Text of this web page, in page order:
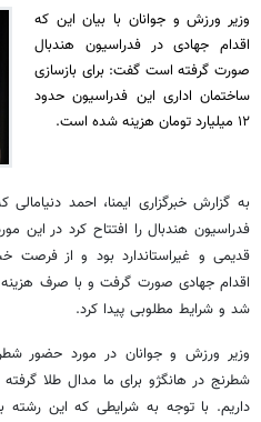
وزیر ورزش و جوانان با بیان این که
اقدام جهادی در فدراسیون هندبال
صورت گرفته است گفت: برای بازسازی
ساختمان اداری این فدراسیون حدود
۱۲ میلیارد تومان هزینه شده است.
به گزارش خبرگزاری ایمنا، احمد
فدراسیون هندبال را افتتاح کرد در این
قدیمی و غیراستاندارد بود و از فرصت
شد و شرایط مطلوبی پیدا کرد.
وزیر ورزش و جوانان در مورد حضور
شطرنج در هانگژو برای ما مدال طلا
داریم. با توجه به شرایطی که این رشته